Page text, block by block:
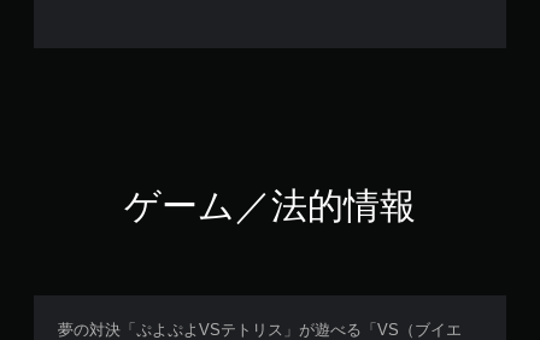
ゲーム／法的情報
夢の対決「ぷよぷよVSテトリス」が遊べる「VS（ブイエ